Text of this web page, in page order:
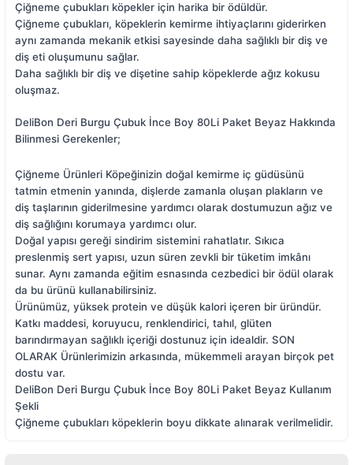
Çiğneme çubukları köpekler için harika bir ödüldür.
Çiğneme çubukları, köpeklerin kemirme ihtiyaçlarını giderirken
aynı zamanda mekanik etkisi sayesinde daha sağlıklı bir diş ve
diş eti oluşumunu sağlar.
Daha sağlıklı bir diş ve dişetine sahip köpeklerde ağız kokusu
oluşmaz.
DeliBon Deri Burgu Çubuk İnce Boy 80Li Paket Beyaz Hakkında
Bilinmesi Gerekenler;
Çiğneme Ürünleri Köpeğinizin doğal kemirme iç güdüsünü
tatmin etmenin yanında, dişlerde zamanla oluşan plakların ve
diş taşlarının giderilmesine yardımcı olarak dostumuzun ağız ve
diş sağlığını korumaya yardımcı olur.
Doğal yapısı gereği sindirim sistemini rahatlatır. Sıkıca
preslenmiş sert yapısı, uzun süren zevkli bir tüketim imkânı
sunar. Aynı zamanda eğitim esnasında cezbedici bir ödül olarak
da bu ürünü kullanabilirsiniz.
Ürünümüz, yüksek protein ve düşük kalori içeren bir üründür.
Katkı maddesi, koruyucu, renklendirici, tahıl, glüten
barındırmayan sağlıklı içeriği dostunuz için idealdir. SON
OLARAK Ürünlerimizin arkasında, mükemmeli arayan birçok pet
dostu var.
DeliBon Deri Burgu Çubuk İnce Boy 80Li Paket Beyaz Kullanım
Şekli
Çiğneme çubukları köpeklerin boyu dikkate alınarak verilmelidir.